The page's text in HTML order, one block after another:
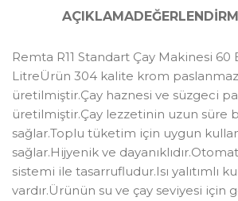
AÇIKLAMA
Remta R11 Standart Çay Makinesi 60
LitreÜrün 304 kalite krom
üretilmiştir.Çay haznesi ve süzgeci
üretilmiştir.Çay lezzetinin uzun süre
sağlar.Toplu tüketim için uygun
sağlar.Hijyenik ve
sistemi ile tasarrufludur.Isı yalıtımlı
vardır.Ürünün su ve çay seviyesi için